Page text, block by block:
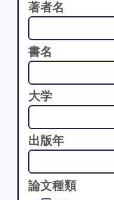
著者名
書名
大学
出版年
論文種類